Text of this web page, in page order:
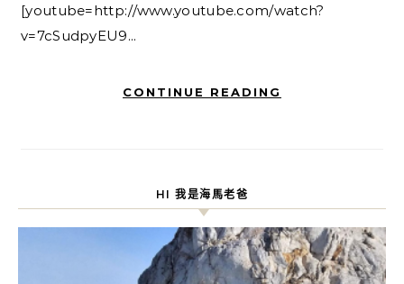
[youtube=http://www.youtube.com/watch?
v=7cSudpyEU9...
CONTINUE READING
HI 我是海馬老爸